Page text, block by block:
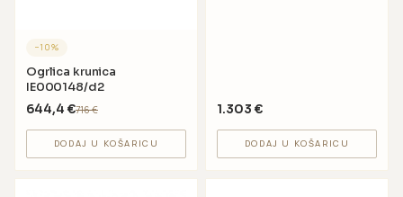
−10%
Ogrlica krunica
IE000148/d2
644,4 €716€
DODAJ U KOŠARICU
1.303 €
DODAJ U KOŠARICU